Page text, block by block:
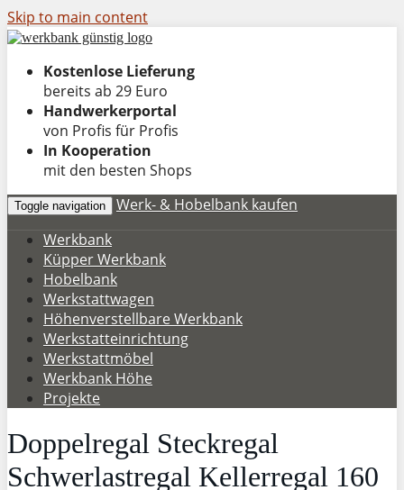
Skip to main content
Kostenlose Lieferung
bereits ab 29 Euro
Handwerkerportal
von Profis für Profis
In Kooperation
mit den besten Shops
Toggle navigation
Werk- & Hobelbank kaufen
Werkbank
Küpper Werkbank
Hobelbank
Werkstattwagen
Höhenverstellbare Werkbank
Werkstatteinrichtung
Werkstattmöbel
Werkbank Höhe
Projekte
Doppelregal Steckregal
Schwerlastregal Kellerregal 160